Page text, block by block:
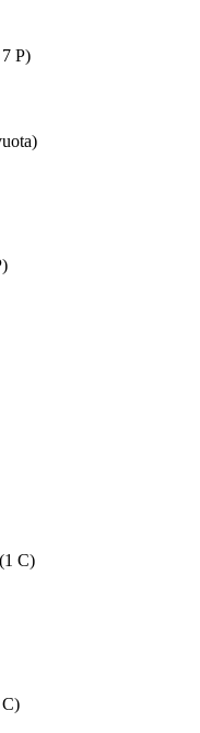
P)
(1 C)